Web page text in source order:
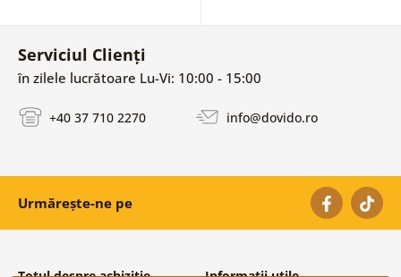
Serviciul Clienți
în zilele lucrătoare Lu-Vi: 10:00 - 15:00
+40 37 710 2270 info@dovido.ro
Urmărește-ne pe